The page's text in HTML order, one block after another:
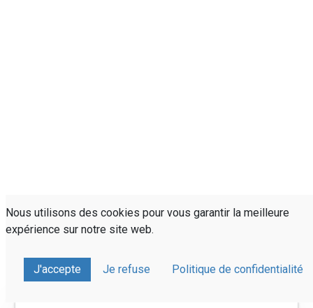
Nous utilisons des cookies pour vous garantir la meilleure
expérience sur notre site web.
J'accepte Je refuse Politique de confidentialité